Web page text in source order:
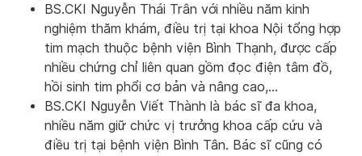
BS.CKI Nguyễn Thái Trân với nhiều năm kinh
nghiệm thăm khám, điều trị tại khoa Nội tổng hợp
tim mạch thuộc bệnh viện Bình Thạnh, được cấp
nhiều chứng chỉ liên quan gồm đọc điện tâm đồ,
hồi sinh tim phổi cơ bản và nâng cao,…
BS.CKI Nguyễn Viết Thành là bác sĩ đa khoa,
nhiều năm giữ chức vị trưởng khoa cấp cứu và
điều trị tại bệnh viện Bình Tân. Bác sĩ cũng có